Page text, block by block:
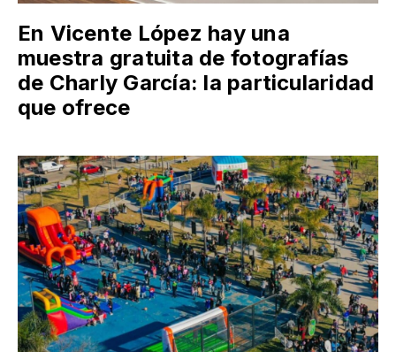
En Vicente López hay una
muestra gratuita de fotografías
de Charly García: la particularidad
que ofrece